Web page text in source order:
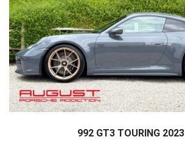
992 GT3 TOURING 2023